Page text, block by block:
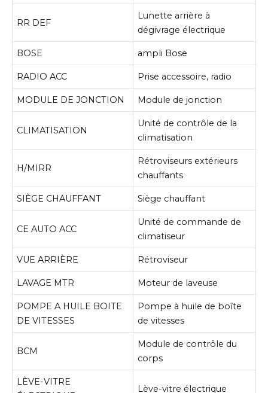
RR DEF
Lunette arrière à
dégivrage électrique
BOSE ampli Bose
RADIO ACC Prise accessoire, radio
MODULE DE JONCTION Module de jonction
CLIMATISATION
Unité de contrôle de la
climatisation
H/MIRR
Rétroviseurs extérieurs
chauffants
SIÈGE CHAUFFANT Siège chauffant
CE AUTO ACC
Unité de commande de
climatiseur
VUE ARRIÈRE Rétroviseur
LAVAGE MTR Moteur de laveuse
POMPE A HUILE BOITE
DE VITESSES
Pompe à huile de boîte
de vitesses
BCM
Module de contrôle du
corps
LÈVE-VITRE
Lève-vitre électrique